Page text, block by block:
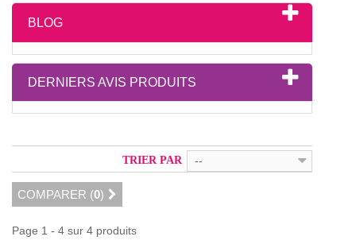
BLOG
DERNIERS AVIS PRODUITS
TRIER PAR --
COMPARER (0)
Page 1 - 4 sur 4 produits